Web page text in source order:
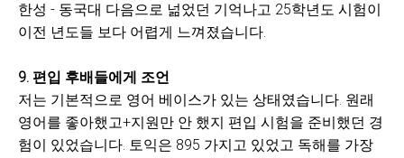
한성 - 동국대 다음으로 넒었던 기억나고 25학년도 시험이
이전 년도들 보다 어렵게 느껴졌습니다.
9. 편입 후배들에게 조언
저는 기본적으로 영어 베이스가 있는 상태였습니다. 원래
영어를 좋아했고+지원만 안 했지 편입 시험을 준비했던 경
험이 있었습니다. 토익은 895 가지고 있었고 독해를 가장